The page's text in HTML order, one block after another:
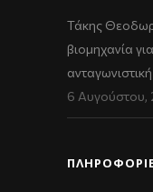
Τάκης
βιομηχανία
6 Αυγούστου,